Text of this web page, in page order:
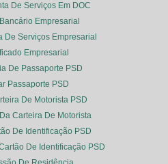
De Serviços Em DOC
Empresarial
De Serviços Empresarial
Empresarial
De Passaporte PSD
Passaporte PSD
De Motorista PSD
Carteira De Motorista
De Identificação PSD
De Identificação PSD